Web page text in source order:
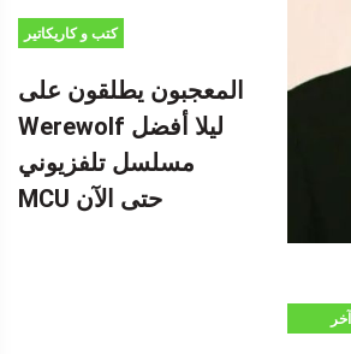
كتب و كاريكاتير
المعجبون يطلقون على
Werewolf ليلا أفضل
مسلسل تلفزيوني
MCU حتى الآن
آخر